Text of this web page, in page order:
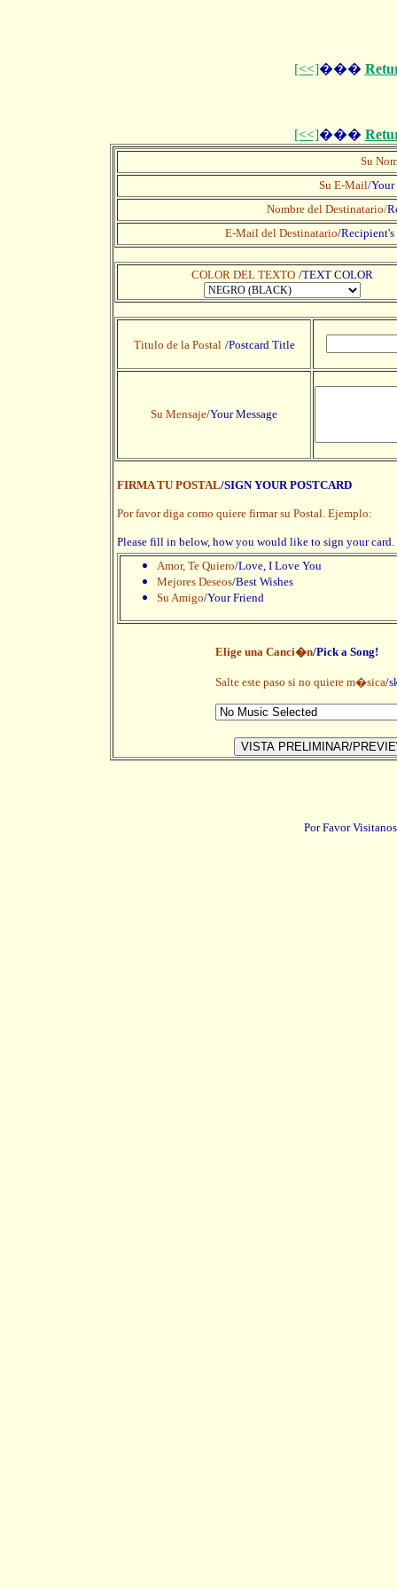
[<<]���
[<<]���
Su
Su E-Mail/Your
Nombre del Destinatario/
E-Mail del Destinatario/
COLOR DEL TEXTO /TEXT COLOR
Titulo de la Postal /Postcard Title
Su Mensaje/Your Message
FIRMA TU POSTAL/SIGN YOUR POSTCARD
Por favor diga como quiere firmar su Postal. Ejemplo:
Please fill in below, how you would like to sign your card.
Amor, Te Quiero/Love, I Love You
Mejores Deseos/Best Wishes
Su Amigo/Your Friend
Elige una Canci�n/Pick a Song!
Salte este paso si no quiere m�sica/
Por Favor